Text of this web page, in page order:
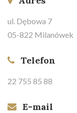
ul. Dębowa 7
05-822 Milanówek
Telefon
22 755 85 88
E-mail